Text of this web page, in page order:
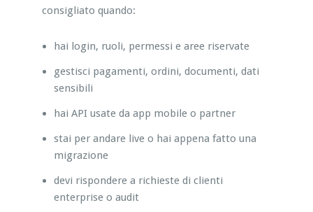
consigliato quando:
hai login, ruoli, permessi e aree riservate
gestisci pagamenti, ordini, documenti, dati
sensibili
hai API usate da app mobile o partner
stai per andare live o hai appena fatto una
migrazione
devi rispondere a richieste di clienti
enterprise o audit